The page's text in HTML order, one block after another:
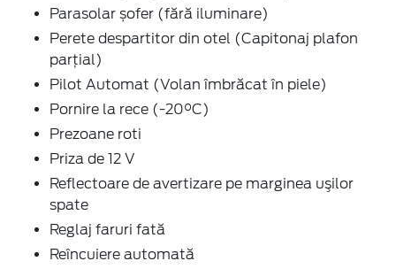
Parasolar șofer (fără iluminare)
Perete despartitor din otel (Capitonaj plafon
parţial)
Pilot Automat (Volan îmbrăcat în piele)
Pornire la rece (-20°C)
Prezoane roti
Priza de 12 V
Reflectoare de avertizare pe marginea uşilor
spate
Reglaj faruri fată
Reîncuiere automată